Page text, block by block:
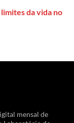
da vida no
mensal de